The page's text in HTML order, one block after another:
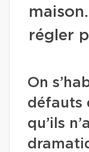
régler
On
défauts
qu’ils